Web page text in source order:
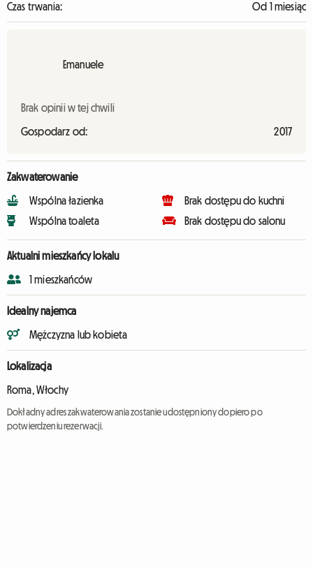
Czas trwania:
Od 1 miesiąc
Emanuele
Brak opinii w tej chwili
Gospodarz od: 2017
Zakwaterowanie
Wspólna łazienka
Wspólna toaleta
Brak dostępu do kuchni
Brak dostępu do salonu
Aktualni mieszkańcy lokalu
1 mieszkańców
Idealny najemca
Mężczyzna lub kobieta
Lokalizacja
Roma, Włochy
Dokładny adres zakwaterowania zostanie udostępniony dopiero po
potwierdzeniu rezerwacji.